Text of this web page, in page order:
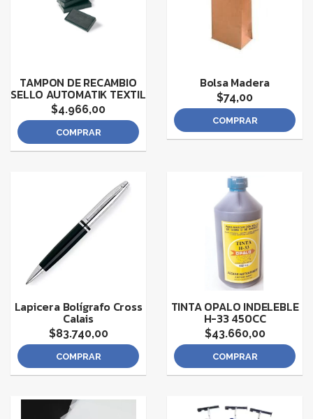
TAMPON DE RECAMBIO
SELLO AUTOMATIK TEXTIL
$4.966,00
COMPRAR
Bolsa Madera
$74,00
COMPRAR
Lapicera Bolígrafo Cross
Calais
$83.740,00
COMPRAR
TINTA OPALO INDELEBLE
H-33 450CC
$43.660,00
COMPRAR